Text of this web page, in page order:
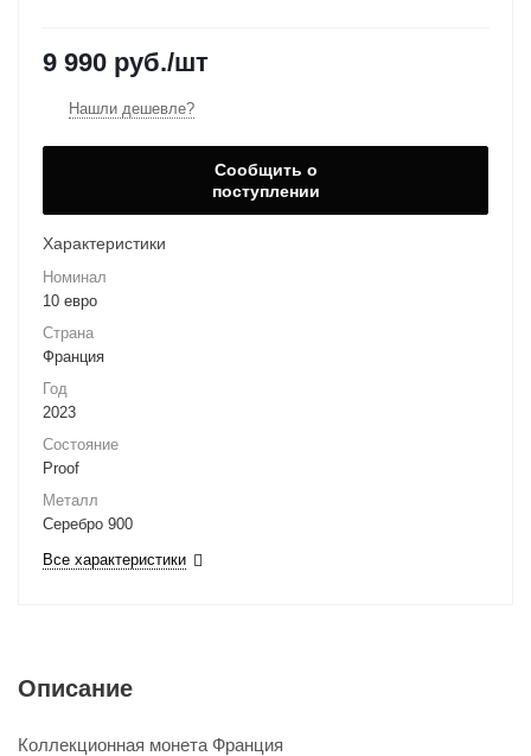
9 990 руб./шт
Нашли дешевле?
Сообщить о
поступлении
Характеристики
Номинал
10 евро
Страна
Франция
Год
2023
Состояние
Proof
Металл
Серебро 900
Все характеристики
Описание
Коллекционная монета Франция